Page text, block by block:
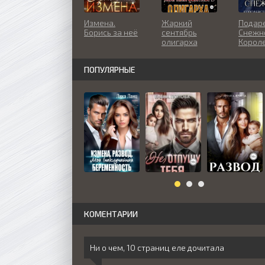
Измена.
Борись за неё
Жаркий
сентябрь
олигарха
ПОПУЛЯРНЫЕ
КОМЕНТАРИИ
Ни о чем, 10 страниц еле дочитала